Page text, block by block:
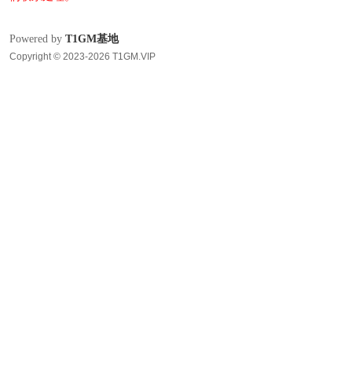
Powered by T1GM基地
Copyright © 2023-2026 T1GM.VIP